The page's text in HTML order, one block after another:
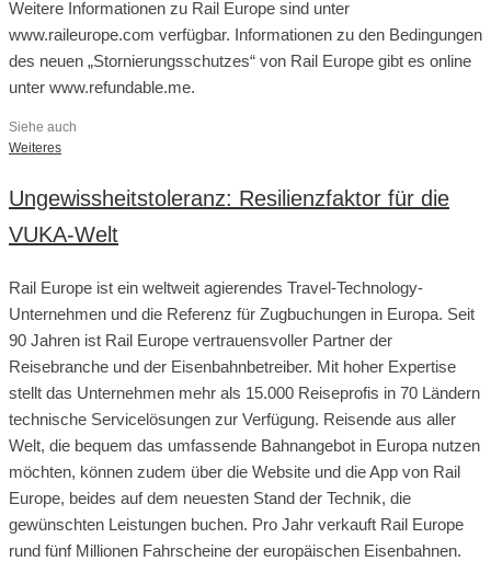
Weitere Informationen zu Rail Europe sind unter
www.raileurope.com verfügbar. Informationen zu den Bedingungen
des neuen „Stornierungsschutzes“ von Rail Europe gibt es online
unter www.refundable.me.
Siehe auch
Weiteres
Ungewissheitstoleranz: Resilienzfaktor für die
VUKA-Welt
Rail Europe ist ein weltweit agierendes Travel-Technology-
Unternehmen und die Referenz für Zugbuchungen in Europa. Seit
90 Jahren ist Rail Europe vertrauensvoller Partner der
Reisebranche und der Eisenbahnbetreiber. Mit hoher Expertise
stellt das Unternehmen mehr als 15.000 Reiseprofis in 70 Ländern
technische Servicelösungen zur Verfügung. Reisende aus aller
Welt, die bequem das umfassende Bahnangebot in Europa nutzen
möchten, können zudem über die Website und die App von Rail
Europe, beides auf dem neuesten Stand der Technik, die
gewünschten Leistungen buchen. Pro Jahr verkauft Rail Europe
rund fünf Millionen Fahrscheine der europäischen Eisenbahnen.